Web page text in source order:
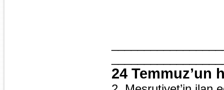
24 Temmuz’un